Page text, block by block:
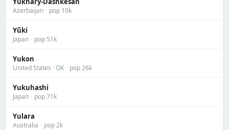
Azerbaijan · pop 10k
Yūki
Japan · pop 51k
Yukon
United States · OK · pop 26k
Yukuhashi
Japan · pop 71k
Yulara
Australia · pop 2k